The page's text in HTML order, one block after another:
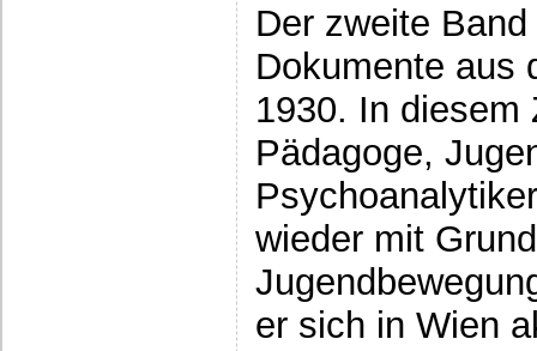
Der zweite
Dokumente aus
1930. In diesem
Pädagoge,
wieder mit
er sich in Wien